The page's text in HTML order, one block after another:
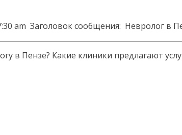
am Заголовок сообщения: Невролог в
в Пензе? Какие клиники предлагают